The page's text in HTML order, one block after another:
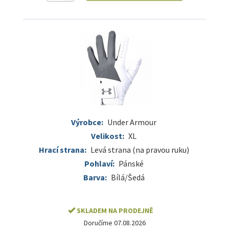
Výrobce: Under Armour
Velikost: XL
Hrací strana: Levá strana (na pravou ruku)
Pohlaví: Pánské
Barva: Bílá/Šedá
SKLADEM NA PRODEJNĚ
Doručíme 07.08.2026